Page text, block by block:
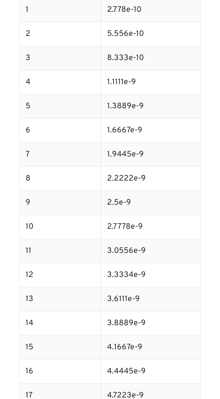
1 2.778e-10
2 5.556e-10
3 8.333e-10
4 1.1111e-9
5 1.3889e-9
6 1.6667e-9
7 1.9445e-9
8 2.2222e-9
9 2.5e-9
10 2.7778e-9
11 3.0556e-9
12 3.3334e-9
13 3.6111e-9
14 3.8889e-9
15 4.1667e-9
16 4.4445e-9
17 4.7223e-9